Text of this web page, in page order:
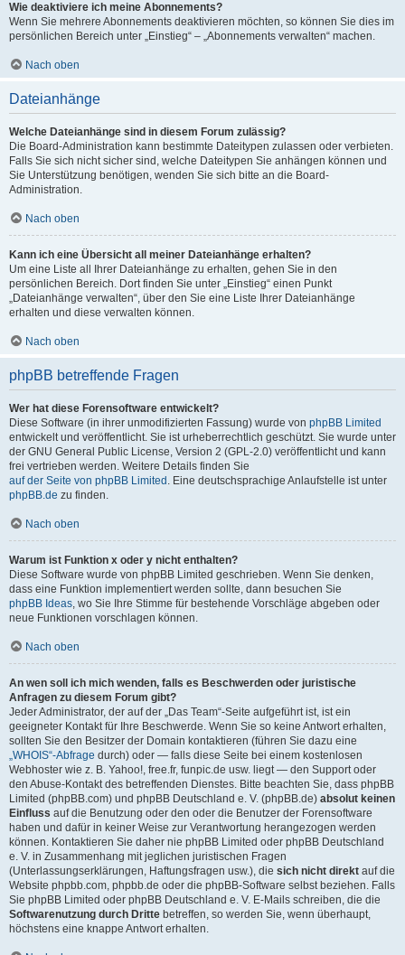
Wie deaktiviere ich meine Abonnements?
Wenn Sie mehrere Abonnements deaktivieren möchten, so können Sie dies im
persönlichen Bereich unter „Einstieg“ – „Abonnements verwalten“ machen.
Nach oben
Dateianhänge
Welche Dateianhänge sind in diesem Forum zulässig?
Die Board-Administration kann bestimmte Dateitypen zulassen oder verbieten.
Falls Sie sich nicht sicher sind, welche Dateitypen Sie anhängen können und
Sie Unterstützung benötigen, wenden Sie sich bitte an die Board-
Administration.
Nach oben
Kann ich eine Übersicht all meiner Dateianhänge erhalten?
Um eine Liste all Ihrer Dateianhänge zu erhalten, gehen Sie in den
persönlichen Bereich. Dort finden Sie unter „Einstieg“ einen Punkt
„Dateianhänge verwalten“, über den Sie eine Liste Ihrer Dateianhänge
erhalten und diese verwalten können.
Nach oben
phpBB betreffende Fragen
Wer hat diese Forensoftware entwickelt?
Diese Software (in ihrer unmodifizierten Fassung) wurde von phpBB Limited
entwickelt und veröffentlicht. Sie ist urheberrechtlich geschützt. Sie wurde unter
der GNU General Public License, Version 2 (GPL-2.0) veröffentlicht und kann
frei vertrieben werden. Weitere Details finden Sie
auf der Seite von phpBB Limited . Eine deutschsprachige Anlaufstelle ist unter
phpBB.de zu finden.
Nach oben
Warum ist Funktion x oder y nicht enthalten?
Diese Software wurde von phpBB Limited geschrieben. Wenn Sie denken,
dass eine Funktion implementiert werden sollte, dann besuchen Sie
phpBB Ideas, wo Sie Ihre Stimme für bestehende Vorschläge abgeben oder
neue Funktionen vorschlagen können.
Nach oben
An wen soll ich mich wenden, falls es Beschwerden oder juristische
Anfragen zu diesem Forum gibt?
Jeder Administrator, der auf der „Das Team“-Seite aufgeführt ist, ist ein
geeigneter Kontakt für Ihre Beschwerde. Wenn Sie so keine Antwort erhalten,
sollten Sie den Besitzer der Domain kontaktieren (führen Sie dazu eine
„WHOIS“-Abfrage durch) oder — falls diese Seite bei einem kostenlosen
Webhoster wie z. B. Yahoo!, free.fr, funpic.de usw. liegt — den Support oder
den Abuse-Kontakt des betreffenden Dienstes. Bitte beachten Sie, dass phpBB
Limited (phpBB.com) und phpBB Deutschland e. V. (phpBB.de) absolut keinen
Einfluss auf die Benutzung oder den oder die Benutzer der Forensoftware
haben und dafür in keiner Weise zur Verantwortung herangezogen werden
können. Kontaktieren Sie daher nie phpBB Limited oder phpBB Deutschland
e. V. in Zusammenhang mit jeglichen juristischen Fragen
(Unterlassungserklärungen, Haftungsfragen usw.), die sich nicht direkt auf die
Website phpbb.com, phpbb.de oder die phpBB-Software selbst beziehen. Falls
Sie phpBB Limited oder phpBB Deutschland e. V. E-Mails schreiben, die die
Softwarenutzung durch Dritte betreffen, so werden Sie, wenn überhaupt,
höchstens eine knappe Antwort erhalten.